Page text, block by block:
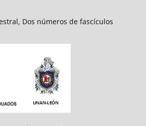
Dos números de fascículos